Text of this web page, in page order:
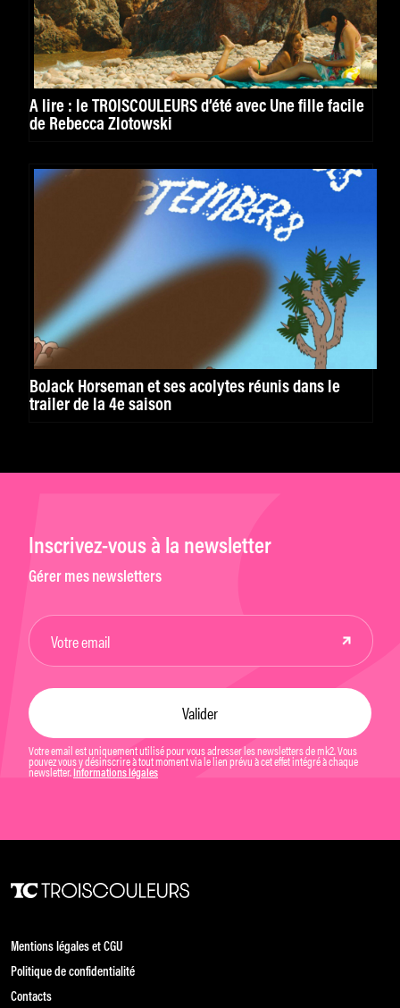
A lire : le TROISCOULEURS d’été avec Une fille facile
de Rebecca Zlotowski
BoJack Horseman et ses acolytes réunis dans le
trailer de la 4e saison
Inscrivez-vous à la newsletter
Gérer mes newsletters
Votre email est uniquement utilisé pour vous adresser les newsletters de mk2. Vous
pouvez vous y désinscrire à tout moment via le lien prévu à cet effet intégré à chaque
newsletter. Informations légales
Mentions légales et CGU
Politique de confidentialité
Contacts